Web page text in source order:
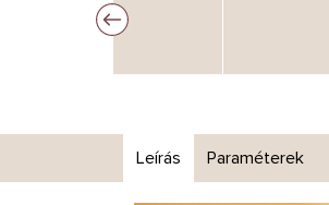
Leírás Paraméterek